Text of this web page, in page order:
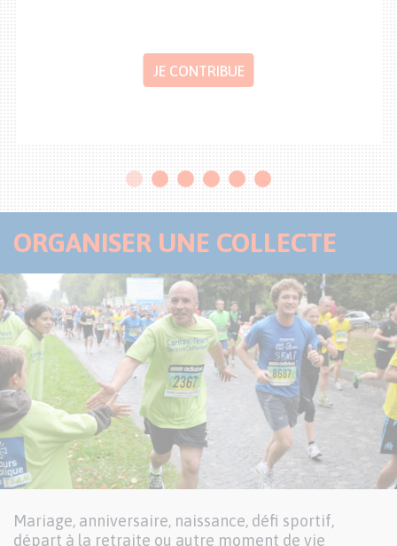
JE CONTRIBUE
ORGANISER UNE COLLECTE
Mariage, anniversaire, naissance, défi sportif,
départ à la retraite ou autre moment de vie